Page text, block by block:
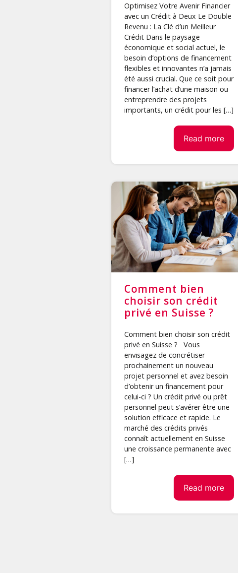
Optimisez Votre Avenir Financier
avec un Crédit à Deux Le Double
Revenu : La Clé d’un Meilleur
Crédit Dans le paysage
économique et social actuel, le
besoin d’options de financement
flexibles et innovantes n’a jamais
été aussi crucial. Que ce soit pour
financer l’achat d’une maison ou
entreprendre des projets
importants, un crédit pour les […]
Read more
Comment bien
choisir son crédit
privé en Suisse ?
Comment bien choisir son crédit
privé en Suisse ? Vous
envisagez de concrétiser
prochainement un nouveau
projet personnel et avez besoin
d’obtenir un financement pour
celui-ci ? Un crédit privé ou prêt
personnel peut s’avérer être une
solution efficace et rapide. Le
marché des crédits privés
connaît actuellement en Suisse
une croissance permanente avec
[…]
Read more